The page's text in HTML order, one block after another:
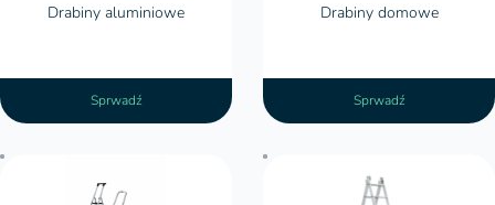
Drabiny aluminiowe
Sprwadź
Drabiny domowe
Sprwadź